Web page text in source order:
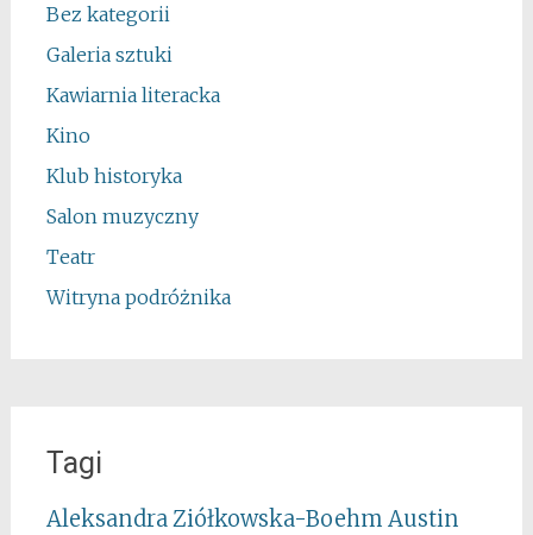
Bez kategorii
Galeria sztuki
Kawiarnia literacka
Kino
Klub historyka
Salon muzyczny
Teatr
Witryna podróżnika
Tagi
Aleksandra Ziółkowska-Boehm Austin